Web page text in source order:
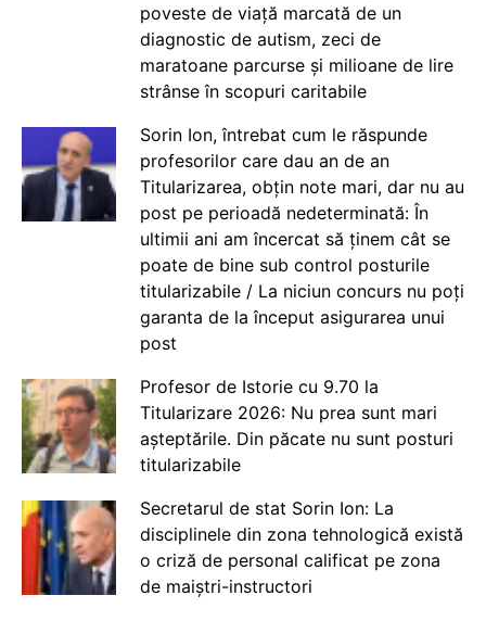
poveste de viață marcată de un
diagnostic de autism, zeci de
maratoane parcurse și milioane de lire
strânse în scopuri caritabile
Sorin Ion, întrebat cum le răspunde
profesorilor care dau an de an
Titularizarea, obțin note mari, dar nu au
post pe perioadă nedeterminată: În
ultimii ani am încercat să ținem cât se
poate de bine sub control posturile
titularizabile / La niciun concurs nu poți
garanta de la început asigurarea unui
post
Profesor de Istorie cu 9.70 la
Titularizare 2026: Nu prea sunt mari
așteptările. Din păcate nu sunt posturi
titularizabile
Secretarul de stat Sorin Ion: La
disciplinele din zona tehnologică există
o criză de personal calificat pe zona
de maiștri-instructori